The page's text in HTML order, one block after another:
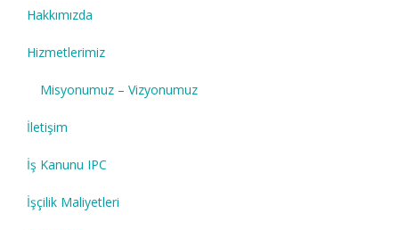
Hakkımızda
Hizmetlerimiz
Misyonumuz – Vizyonumuz
İletişim
İş Kanunu IPC
İşçilik Maliyetleri